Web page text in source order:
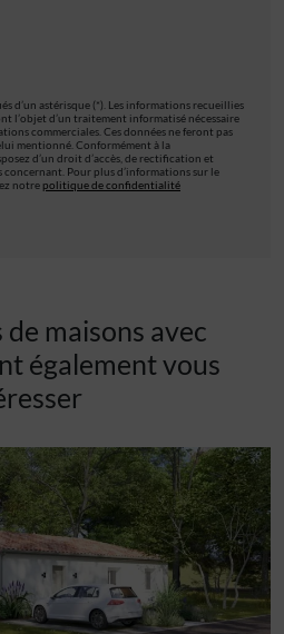
d’un astérisque (*). Les informations recueillies
l’objet d’un traitement informatisé nécessaire
commerciales. Ces données ne feront pas
mentionné. Conformément à la
d’un droit d’accès, de rectification et
Pour plus d’informations sur le
notre politique de confidentialité
de maisons avec
également vous